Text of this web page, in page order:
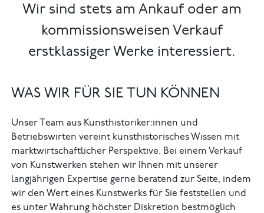
Wir sind stets am Ankauf oder am
kommissionsweisen Verkauf
erstklassiger Werke interessiert.
WAS WIR FÜR SIE TUN KÖNNEN
Unser Team aus Kunsthistoriker:innen und
Betriebswirten vereint kunsthistorisches Wissen mit
marktwirtschaftlicher Perspektive. Bei einem Verkauf
von Kunstwerken stehen wir Ihnen mit unserer
langjährigen Expertise gerne beratend zur Seite, indem
wir den Wert eines Kunstwerks für Sie feststellen und
es unter Wahrung höchster Diskretion bestmöglich